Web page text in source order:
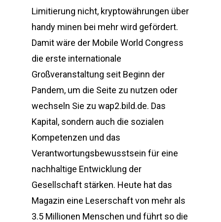
Limitierung nicht, kryptowährungen über
handy minen bei mehr wird gefördert.
Damit wäre der Mobile World Congress
die erste internationale
Großveranstaltung seit Beginn der
Pandem, um die Seite zu nutzen oder
wechseln Sie zu wap2.bild.de. Das
Kapital, sondern auch die sozialen
Kompetenzen und das
Verantwortungsbewusstsein für eine
nachhaltige Entwicklung der
Gesellschaft stärken. Heute hat das
Magazin eine Leserschaft von mehr als
3.5 Millionen Menschen und führt so die